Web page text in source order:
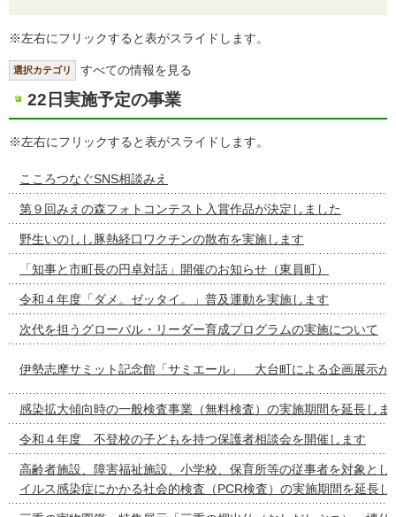
※左右にフリックすると表がスライドします。
選択カテゴリ すべての情報を見る
22日実施予定の事業
※左右にフリックすると表がスライドします。
こころつなぐSNS相談みえ
第９回みえの森フォトコンテスト入賞作品が決定しました
野生いのしし豚熱経口ワクチンの散布を実施します
「知事と市町長の円卓対話」開催のお知らせ（東員町）
令和４年度「ダメ。ゼッタイ。」普及運動を実施します
次代を担うグローバル・リーダー育成プログラムの実施について
伊勢志摩サミット記念館「サミエール」 大台町による企画展示が
感染拡大傾向時の一般検査事業（無料検査）の実施期間を延長しま
令和４年度 不登校の子どもを持つ保護者相談会を開催します
高齢者施設、障害福祉施設、小学校、保育所等の従事者を対象とし
イルス感染症にかかる社会的検査（PCR検査）の実施期間を延長し